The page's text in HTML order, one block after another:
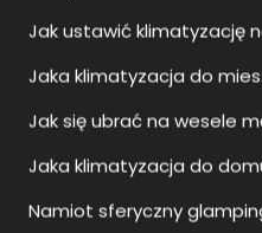
Jak ustawić klimatyzację
Jaka klimatyzacja do
Jak się ubrać na wesele
Jaka klimatyzacja do
Namiot sferyczny